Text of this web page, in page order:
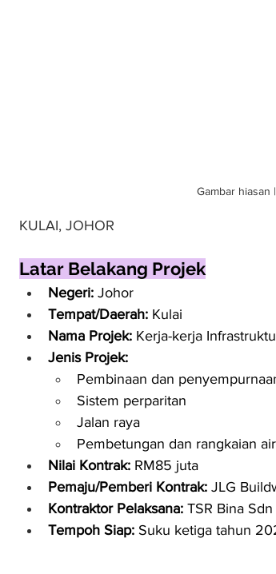
Gambar hiasan
KULAI, JOHOR
Latar Belakang Projek
Negeri: Johor
Tempat/Daerah: Kulai
Nama Projek: Kerja-kerja
Jenis Projek:
Pembinaan dan
Sistem perparitan
Jalan raya
Pembetungan dan rangkaian air
Nilai Kontrak: RM85 juta
Pemaju/Pemberi Kontrak: JLG
Kontraktor Pelaksana: TSR Bina
Tempoh Siap: Suku ketiga tahun